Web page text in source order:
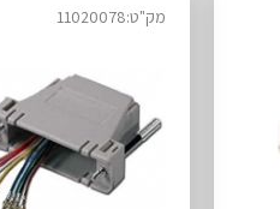
מק"ט:11020078